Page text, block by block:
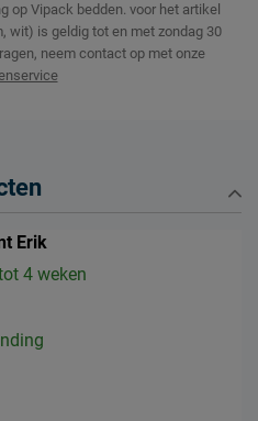
op Vipack bedden. voor het artikel
wit) is geldig tot en met zondag 30
neem contact op met onze
Erik
4 weken